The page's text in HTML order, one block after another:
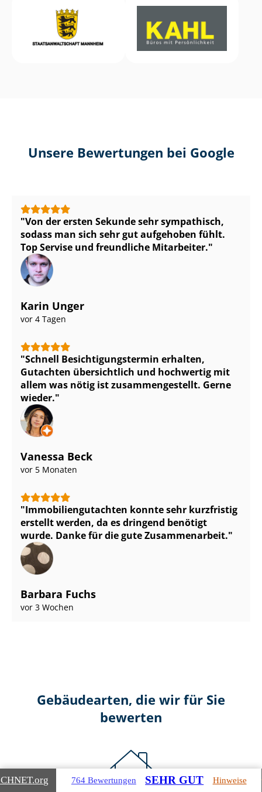
Unsere Bewertungen bei Google
Von der ersten Sekunde sehr sympathisch,
sodass man sich sehr gut aufgehoben fühlt.
Top Servise und freundliche Mitarbeiter.
Karin Unger
vor 4 Tagen
Schnell Be­sich­ti­gungs­ter­min erhalten,
Gutachten übersichtlich und hochwertig mit
allem was nötig ist zu­sam­men­ge­stellt. Gerne
wieder.
Vanessa Beck
vor 5 Monaten
Im­mo­bi­li­en­gut­ach­ten konnte sehr kurzfristig
erstellt werden, da es dringend benötigt
wurde. Danke für die gute Zusammenarbeit.
Barbara Fuchs
vor 3 Wochen
Gebäudearten, die wir für Sie
bewerten
.org 764 Bewertungen SEHR GUT Hinweise